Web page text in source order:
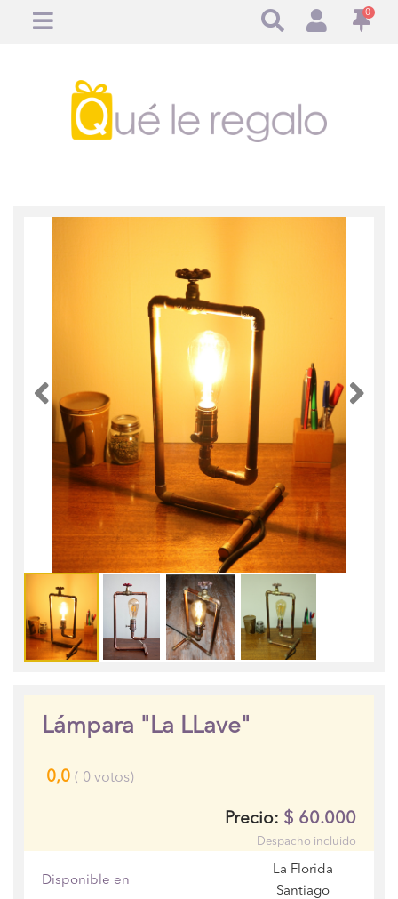
0
Lámpara "La LLave"
0,0 ( 0 votos)
Precio: $ 60.000
Despacho incluido
Disponible en
La Florida
Santiago